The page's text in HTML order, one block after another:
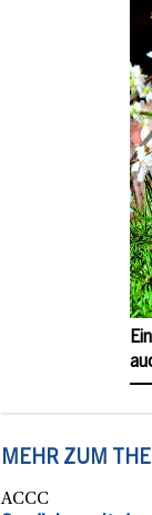
MEHR ZUM
ACCC